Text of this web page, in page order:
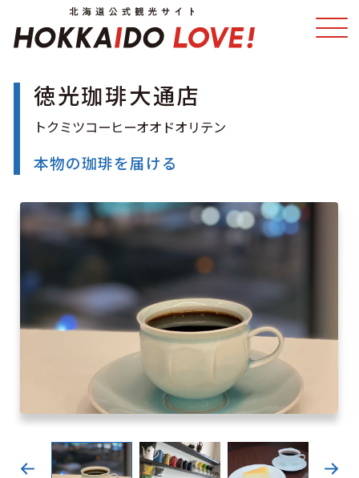
特集
温泉
モデルコース エリアガイド
グルメ 旅の予約
アクセス
キュンちゃんオンラインショップ
北海道はやわかり
旅のテーマで探す
徳光珈琲大通店
本物の珈琲を届ける